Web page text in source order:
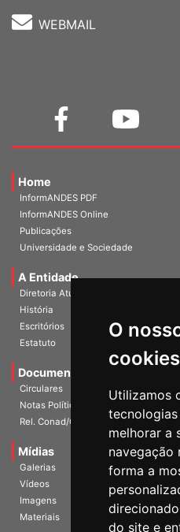
O
cookies
Utilizamos
melhorar a
navegação
forma a
do site e
WEBMAIL
Home
InformANDES PDF
InformANDES Online
Publicações
Universidade e Sociedade
A Entidade
Diretoria Atual
História
Escritórios
Estatuto
Documentos
Circulares
Notas Políticas
Rel. Conad/Congresso
Mídias
Galerias
Vídeos
Imagens
Materiais